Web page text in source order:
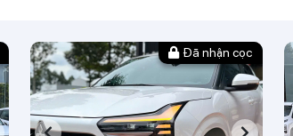
Đã nhận cọc